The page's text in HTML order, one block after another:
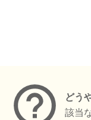
どう
該当